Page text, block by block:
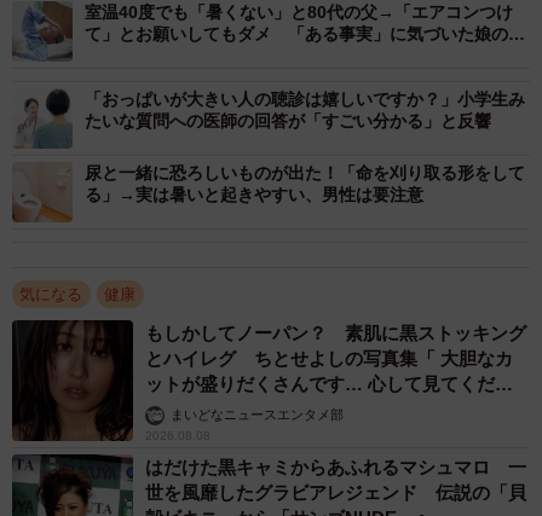
来院者全員にマスク着用をお願いしています」
十分ある──そのことを医療現場で肌身に感じているといい
ます。
「当院ではマスクを忘れた方には無料でお渡ししていま
法律的にも「お願い」は正当
投稿では、マスク着用の“法的根拠”についても触れられまし
たとえば民法521条（契約自由の原則）では、施設の利用条
件として「マスク着用」を求めることが可能です。また、
709条（不法行為）により、マスク非着用者を放置して感染
室温40度でも「暑くない」と80代の父→「エアコンつけ
て」とお願いしてもダメ 「ある事実」に気づいた娘の熱
「おっぱいが大きい人の聴診は嬉しいですか？」小学生み
たいな質問への医師の回答が「すごい分かる」と反響
尿と一緒に恐ろしいものが出た！「命を刈り取る形をして
る」→実は暑いと起きやすい、男性は要注意
気になる 健康
もしかしてノーパン？ 素肌に黒ストッキング
とハイレグ ちとせよしの写真集「 大胆なカ
ットが盛りだくさんです… 心して見てくださ
い」まいどなニュースエンタメ部
2026.08.08
はだけた黒キャミからあふれるマシュマロ 一
世を風靡したグラビアレジェンド 伝説の「貝